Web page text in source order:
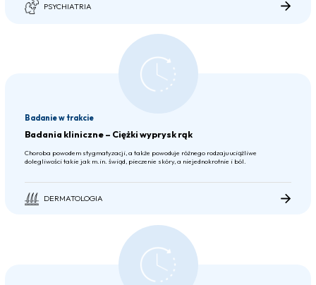
PSYCHIATRIA
Badanie w trakcie
Badania kliniczne – Ciężki wyprysk rąk
Choroba powodem stygmatyzacji, a także powoduje różnego rodzaju uciążliwe
dolegliwości takie jak m.in. świąd, pieczenie skóry, a niejednokrotnie i ból.
DERMATOLOGIA